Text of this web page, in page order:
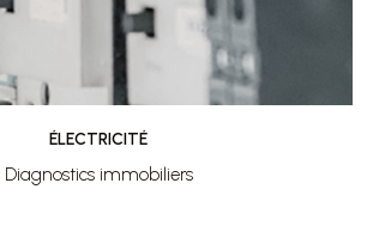
ÉLECTRICITÉ
Diagnostics immobiliers